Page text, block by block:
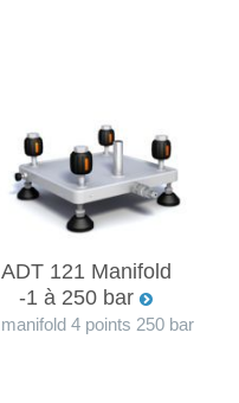
ADT 121 Manifold
-1 à 250 bar
manifold 4 points 250 bar